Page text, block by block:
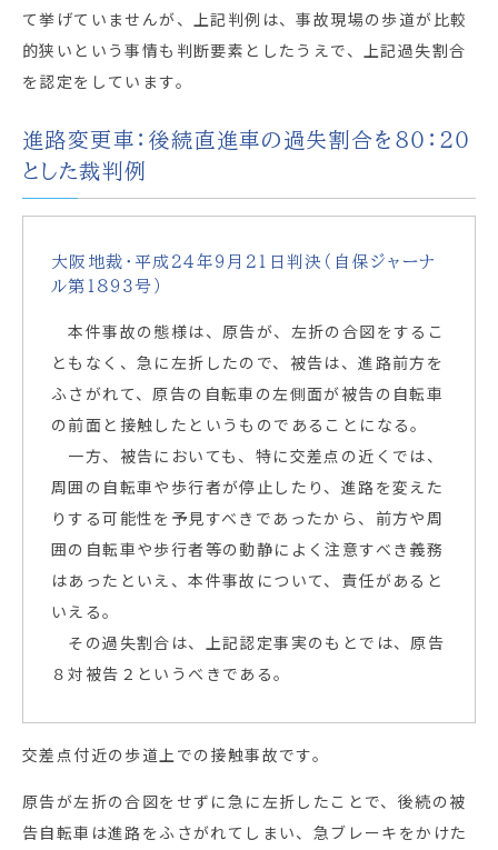
て挙げていませんが、上記判例は、事故現場の歩道が比較
的狭いという事情も判断要素としたうえで、上記過失割合
を認定をしています。
進路変更車：後続直進車の過失割合を８０：２０
とした裁判例
大阪地裁・平成２４年９月２１日判決（自保ジャーナ
ル第１８９３号）
本件事故の態様は、原告が、左折の合図をするこ
ともなく、急に左折したので、被告は、進路前方を
ふさがれて、原告の自転車の左側面が被告の自転車
の前面と接触したというものであることになる。
一方、被告においても、特に交差点の近くでは、
周囲の自転車や歩行者が停止したり、進路を変えた
りする可能性を予見すべきであったから、前方や周
囲の自転車や歩行者等の動静によく注意すべき義務
はあったといえ、本件事故について、責任があると
いえる。
その過失割合は、上記認定事実のもとでは、原告
８対被告２というべきである。
交差点付近の歩道上での接触事故です。
原告が左折の合図をせずに急に左折したことで、後続の被
告自転車は進路をふさがれてしまい、急ブレーキをかけた